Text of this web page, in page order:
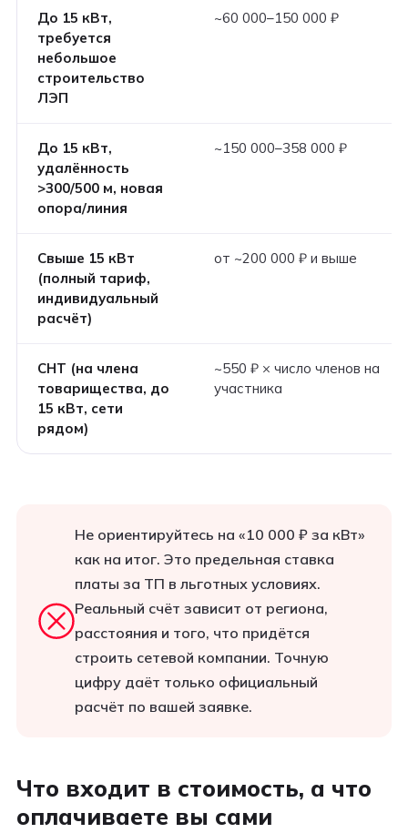
До 15 кВт,
требуется
небольшое
строительство
ЛЭП
~60 000–150 000 ₽
До 15 кВт,
удалённость
>300/500 м, новая
опора/линия
~150 000–358 000 ₽
Свыше 15 кВт
(полный тариф,
индивидуальный
расчёт)
от ~200 000 ₽ и выше
СНТ (на члена
товарищества, до
15 кВт, сети
рядом)
~550 ₽ × число членов на
участника
Не ориентируйтесь на «10 000 ₽ за кВт»
как на итог. Это предельная ставка
платы за ТП в льготных условиях.
Реальный счёт зависит от региона,
расстояния и того, что придётся
строить сетевой компании. Точную
цифру даёт только официальный
расчёт по вашей заявке.
Что входит в стоимость, а что
оплачиваете вы сами